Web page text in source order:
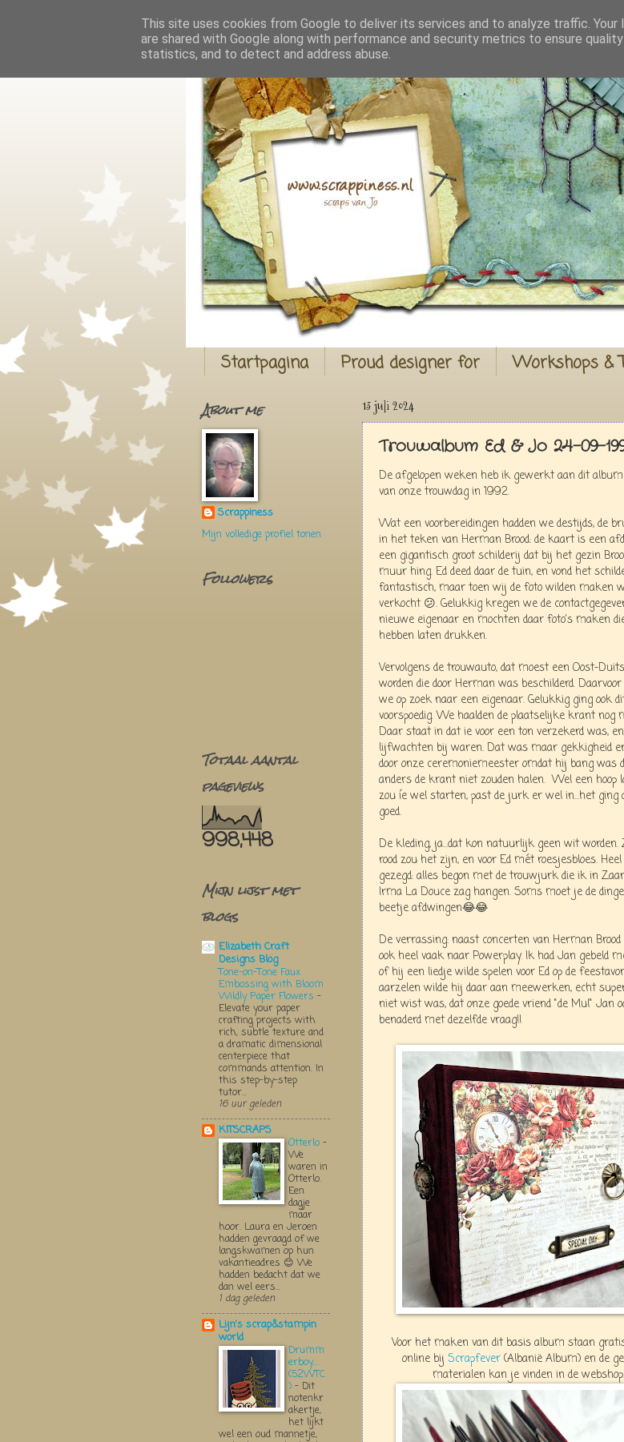
Startpagina Proud designer for Workshops &
13 juli 2024
Trouwalbum Ed & Jo 24-09-
De afgelopen weken heb ik gewerkt aan dit
van onze trouwdag in 1992.
Wat een voorbereidingen hadden we destijds, de
in het teken van Herman Brood: de kaart is een
een gigantisch groot schilderij dat bij het gezin
muur hing. Ed deed daar de tuin, en vond het
fantastisch, maar toen wij de foto wilden maken
verkocht 😕. Gelukkig kregen we de
nieuwe eigenaar en mochten daar foto's maken
hebben laten drukken.
Vervolgens de trouwauto, dat moest een Oost-
worden die door Herman was beschilderd.
we op zoek naar een eigenaar. Gelukkig ging ook
voorspoedig. We haalden de plaatselijke krant nog
Daar staat in dat ie voor een ton verzekerd was,
lijfwachten bij waren. Dat was maar gekkigheid
door onze ceremoniemeester omdat hij bang was
anders de krant niet zouden halen. Wel een hoop
zou íe wel starten, past de jurk er wel in...het ging
goed.
De kleding, ja...dat kon natuurlijk geen wit
rood zou het zijn, en voor Ed mét roesjesbloes.
gezegd: alles begon met de trouwjurk die ik in
Irma La Douce zag hangen. Soms moet je de
beetje afdwingen😂😂
De verrassing: naast concerten van Herman
ook heel vaak naar Powerplay. Ik had Jan gebeld
of hij een liedje wilde spelen voor Ed op de
aarzelen wilde hij daar aan meewerken, echt
niet wist was, dat onze goede vriend "de Mul" Jan
benaderd met dezelfde vraag!!
Voor het maken van dit basis album staan
online bij Scrapfever(Albanië Album) en de
materialen kan je vinden in de webshop.
About me
Scrappiness
Mijn volledige profiel tonen
Followers
Totaal aantal
pageviews
998,448
Mijn lijst met
blogs
Elizabeth Craft
Designs Blog
Tone-on-Tone Faux
Embossing with Bloom
Wildly Paper Flowers -
Elevate your paper
crafting projects with
rich, subtle texture and
a dramatic dimensional
centerpiece that
commands attention. In
this step-by-step
tutor...
16 uur geleden
KITSCRAPS
Otterlo -
We
waren in
Otterlo.
Een
dagje
maar
hoor. Laura en Jeroen
hadden gevraagd of we
langskwamen op hun
vakantieadres 😊 We
hadden bedacht dat we
dan wel eers...
1 dag geleden
Lijn's scrap&stampin
world
Drumm
erboy....
(52WTC
) - Dit
notenkr
akertje,
het lijkt
wel een oud mannetje,
This site uses cookies from Google to deliver its services and to analyze traffic. Your
are shared with Google along with performance and security metrics to ensure
statistics, and to detect and address abuse.